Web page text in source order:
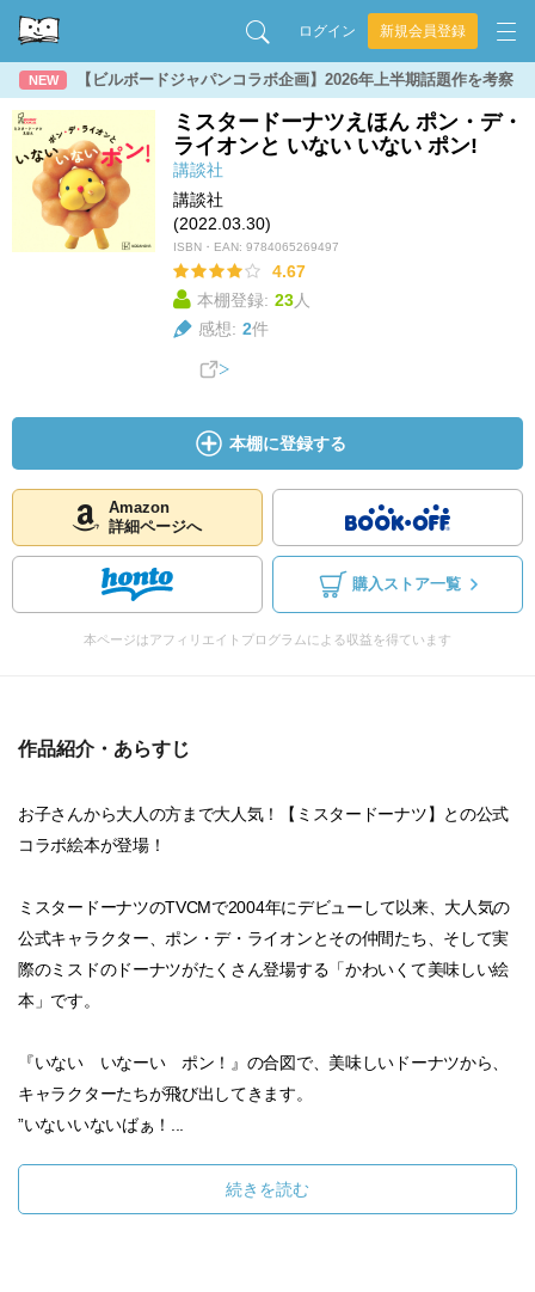
ログイン 新規会員登録
NEW 【ビルボードジャパンコラボ企画】2026年上半期話題作を考察
ミスタードーナツえほん ポン・デ・
ライオンと いない いない ポン!
講談社
講談社
(2022.03.30)
ISBN・EAN: 9784065269497
4.67
本棚登録: 23人
感想: 2件
本棚に登録する
Amazon
詳細ページへ
購入ストア一覧
本ページはアフィリエイトプログラムによる収益を得ています
作品紹介・あらすじ
お子さんから大人の方まで大人気！【ミスタードーナツ】との公式
コラボ絵本が登場！
ミスタードーナツのTVCMで2004年にデビューして以来、大人気の
公式キャラクター、ポン・デ・ライオンとその仲間たち、そして実
際のミスドのドーナツがたくさん登場する「かわいくて美味しい絵
本」です。
『いない いなーい ポン！』の合図で、美味しいドーナツから、
キャラクターたちが飛び出してきます。
”いないいないばぁ！...
続きを読む